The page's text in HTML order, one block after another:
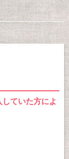
ていた方によ